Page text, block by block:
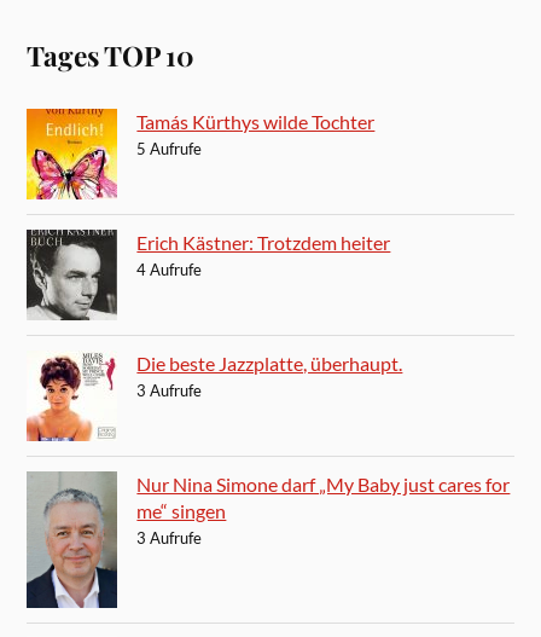
Tages TOP 10
Tamás Kürthys wilde Tochter
5 Aufrufe
Erich Kästner: Trotzdem heiter
4 Aufrufe
Die beste Jazzplatte, überhaupt.
3 Aufrufe
Nur Nina Simone darf „My Baby just cares for
me“ singen
3 Aufrufe